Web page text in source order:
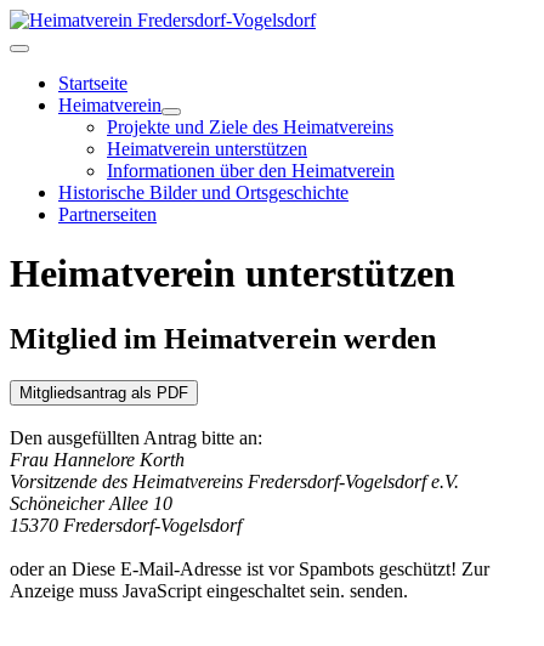
Startseite
Heimatverein
Projekte und Ziele des Heimatvereins
Heimatverein unterstützen
Informationen über den Heimatverein
Historische Bilder und Ortsgeschichte
Partnerseiten
Heimatverein unterstützen
Mitglied im Heimatverein werden
Mitgliedsantrag als PDF
Den ausgefüllten Antrag bitte an:
Frau Hannelore Korth
Vorsitzende des Heimatvereins Fredersdorf-Vogelsdorf e.V.
Schöneicher Allee 10
15370 Fredersdorf-Vogelsdorf
oder an Diese E-Mail-Adresse ist vor Spambots geschützt! Zur
Anzeige muss JavaScript eingeschaltet sein. senden.